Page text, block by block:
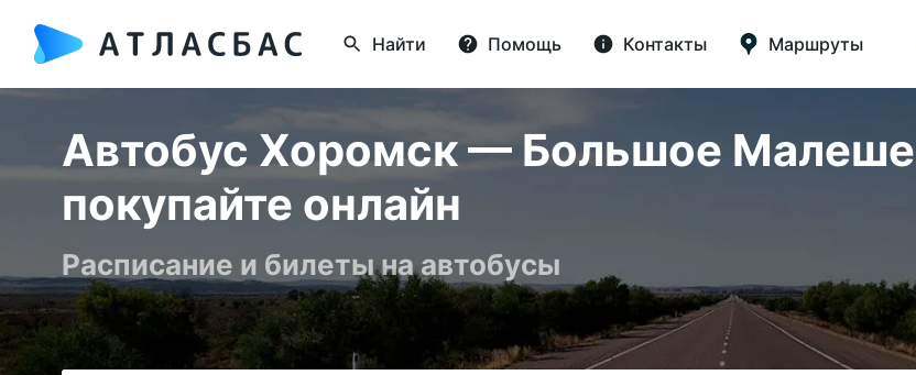
Найти Помощь Контакты Маршруты
Автобус Хоромск — Большое
покупайте онлайн
Расписание и билеты на автобусы